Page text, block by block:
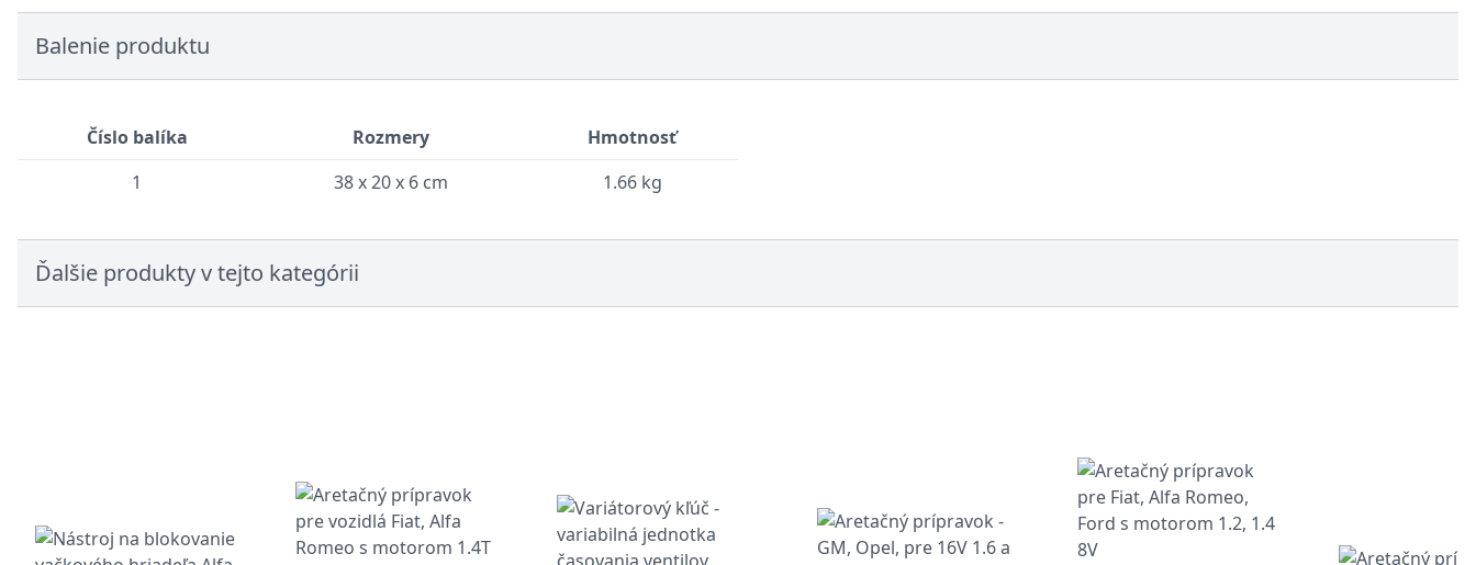
Balenie produktu
Číslo balíka Rozmery
Hmotnosť
1
38 x 20 x 6 cm 1.66 kg
Ďalšie produkty v tejto kategórii